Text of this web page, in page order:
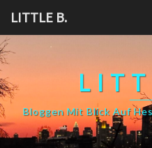
content
LITTLE B.
Bloggen Mit Blick Auf